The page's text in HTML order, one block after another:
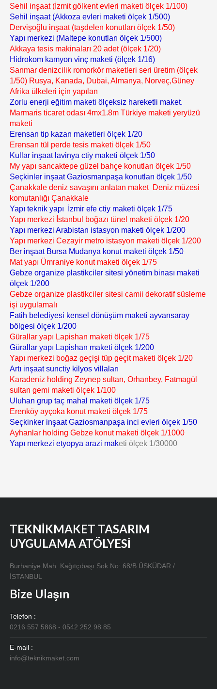
Sehil inşaat (İzmit gölkent evleri maketi ölçek 1/100)
Sehil inşaat (Akkoza evleri maketi ölçek 1/500)
Dervişoğlu inşaat (taşdelen konutları ölçek 1/50)
Yapı merkezi (Maltepe konutları ölçek 1/500)
Akkaya tesis makinaları 20 adet (ölçek 1/20)
Hidrokom kamyon vinç maketi (ölçek 1/16)
Sanmar denizcilik romorkör maketleri seri üretim (ölçek
1/50) Rusya, Kanada, Dubai, Almanya, Norveç,Güney
Afrika ülkeleri için yapılan
Zorlu enerji eğitim maketi ölçeksiz hareketli maket.
Marmaris ticaret odası 4mx1.8m Türkiye maketi yeryüzü
maketi
Erensan tip kazan maketleri ölçek 1/20
Erensan tül perde tesis maketi ölçek 1/50
Kullar inşaat lavinya ctiy maketi ölçek 1/50
My yapı sancaktepe güzel bahçe konutları ölçek 1/50
Seçkinler inşaat Gaziosmanpaşa konutları ölçek 1/50
Çanakkale deniz savaşını anlatan maket Deniz müzesi
komutanlığı Çanakkale
Yapı teknik yapı İzmir efe ctiy maketi ölçek 1/75
Yapı merkezi İstanbul boğazı tünel maketi ölçek 1/20
Yapı merkezi Arabistan istasyon maketi ölçek 1/200
Yapı merkezi Cezayir metro istasyon maketi ölçek 1/200
Ber inşaat Bursa Mudanya konut maketi ölçek 1/50
Mat yapı Ümraniye konut maketi ölçek 1/75
Gebze organize plastikciler sitesi yönetim binası maketi
ölçek 1/200
Gebze organize plastikciler sitesi camii dekoratif süsleme
işi uygulamalı
Fatih belediyesi kensel dönüşüm maketi ayvansaray
bölgesi ölçek 1/200
Gürallar yapı Lapishan maketi ölçek 1/75
Gürallar yapı Lapishan maketi ölçek 1/200
Yapı merkezi boğaz geçişi tüp geçit maketi ölçek 1/20
Artı inşaat sunctiy kilyos villaları
Karadeniz holding Zeynep sultan, Orhanbey, Fatmagül
sultan gemi maketi ölçek 1/100
Uluhan grup taç mahal maketi ölçek 1/75
Erenköy ayçoka konut maketi ölçek 1/75
Seçkinker inşaat Gaziosmanpaşa inci evleri ölçek 1/50
Ayhanlar holding Gebze konut maketi ölçek 1/1000
Yapı merkezi etyopya arazi maketi ölçek 1/30000
TEKNİKMAKET TASARIM
UYGULAMA ATÖLYESİ
Burhaniye Mah. Kağıtçıbaşı Sok No: 68/B ÜSKÜDAR /
İSTANBUL
Bize Ulaşın
Telefon :
0216 557 5868 - 0542 252 98 85
E-mail :
info@teknikmaket.com